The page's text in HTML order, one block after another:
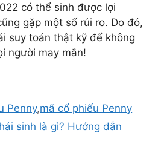
có thể sinh được lợi
gặp một số rủi ro. Do đó,
suy toán thật kỹ để không
người may mắn!
Penny,mã cổ phiếu Penny
sinh là gì? Hướng dẫn